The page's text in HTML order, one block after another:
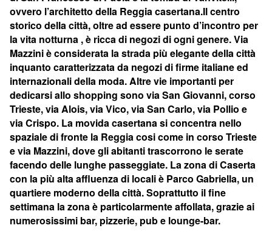
ovvero l’architetto della Reggia casertana.Il centro
storico della città, oltre ad essere punto d’incontro per
la vita notturna , è ricca di negozi di ogni genere. Via
Mazzini è considerata la strada più elegante della città
inquanto caratterizzata da negozi di firme italiane ed
internazionali della moda. Altre vie importanti per
dedicarsi allo shopping sono via San Giovanni, corso
Trieste, via Alois, via Vico, via San Carlo, via Pollio e
via Crispo. La movida casertana si concentra nello
spaziale di fronte la Reggia cosi come in corso Trieste
e via Mazzini, dove gli abitanti trascorrono le serate
facendo delle lunghe passeggiate. La zona di Caserta
con la più alta affluenza di locali è Parco Gabriella, un
quartiere moderno della città. Soprattutto il fine
settimana la zona è particolarmente affollata, grazie ai
numerosissimi bar, pizzerie, pub e lounge-bar.